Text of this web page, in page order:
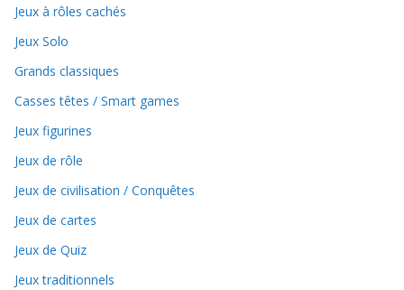
Jeux à rôles cachés
Jeux Solo
Grands classiques
Casses têtes / Smart games
Jeux figurines
Jeux de rôle
Jeux de civilisation / Conquêtes
Jeux de cartes
Jeux de Quiz
Jeux traditionnels